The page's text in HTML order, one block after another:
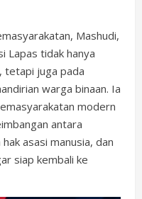
Mashudi,
Lapas tidak hanya
tetapi juga pada
warga binaan. Ia
modern
antara
asasi manusia, dan
siap kembali ke